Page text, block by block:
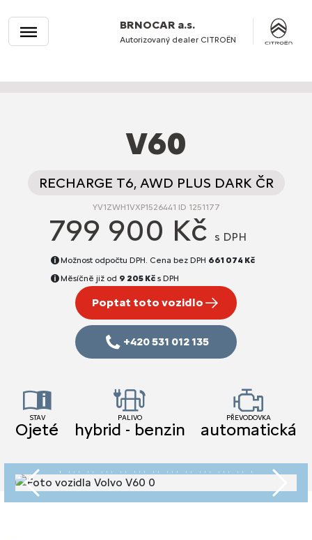
BRNOCAR a.s.
Autorizovaný dealer CITROËN
Předchozí
V60
RECHARGE T6, AWD PLUS DARK ČR
YV1ZWH1VXP1526441 ID 1251177
799 900 Kč s DPH
Možnost odpočtu DPH. Cena bez DPH 661 074 Kč
Měsíčně již od 9 205 Kč s DPH
Poptat toto vozidlo
+420 531 012 135
STAV
Ojeté
PALIVO
hybrid - benzin
PŘEVODOVKA
automatická